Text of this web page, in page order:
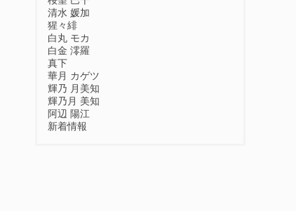
清水 媛加
猩々緋
白丸 モカ
白金 澪羅
真下
華月 カゲツ
輝乃 月美知
輝乃月 美知
阿辺 陽江
新着情報